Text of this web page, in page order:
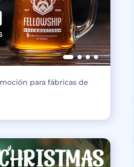
para fábricas de